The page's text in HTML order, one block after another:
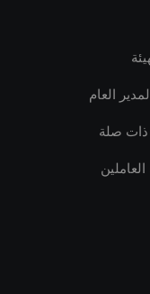
العام
ذات صلة